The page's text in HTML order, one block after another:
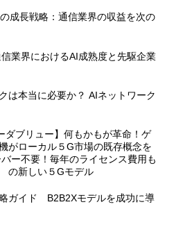
成長戦略：通信業界の収益を次の
信業界におけるAI成熟度と先駆企業
は本当に必要か？ AIネットワーク
ダブリュー】何もかもが革命！ゲ
がローカル５G市場の既存概念を
ー不要！毎年のライセンス費用も
の新しい５Gモデル
ガイド B2B2Xモデルを成功に導